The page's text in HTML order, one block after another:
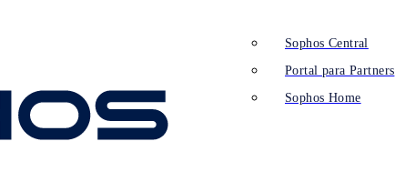
Sophos Central
Portal para Partners
Sophos Home